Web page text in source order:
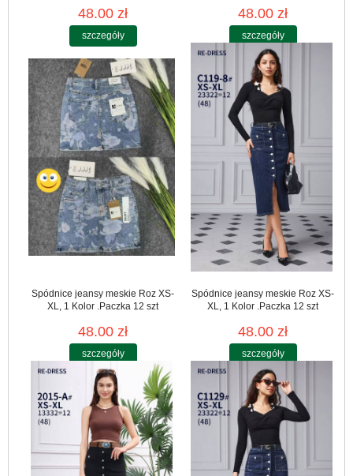
48.00 zł
szczegóły
48.00 zł
szczegóły
Spódnice jeansy meskie Roz XS-
XL, 1 Kolor .Paczka 12 szt
48.00 zł
szczegóły
Spódnice jeansy meskie Roz XS-
XL, 1 Kolor .Paczka 12 szt
48.00 zł
szczegóły